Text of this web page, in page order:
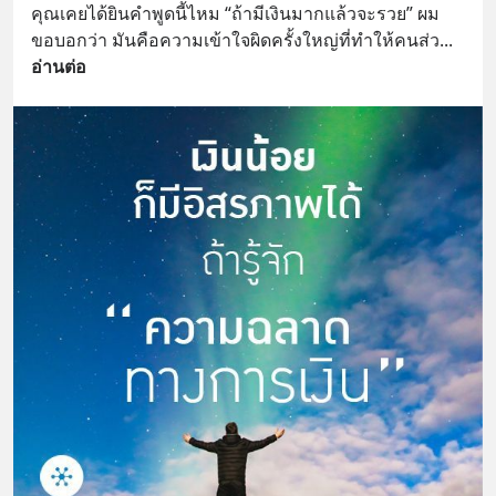
คุณเคยได้ยินคำพูดนี้ไหม “ถ้ามีเงินมากแล้วจะรวย” ผม
ขอบอกว่า มันคือความเข้าใจผิดครั้งใหญ่ที่ทำให้คนส่ว
อ่านต่อ